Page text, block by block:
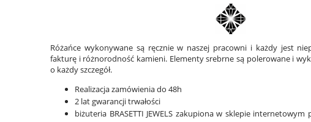
Różańce wykonywane są ręcznie w naszej pracowni i każdy jest
fakturę i różnorodność kamieni. Elementy srebrne są polerowane i
o każdy szczegół.
Realizacja zamówienia do 48h
2 lat gwarancji trwałości
biżuteria BRASETTI JEWELS zakupiona w sklepie